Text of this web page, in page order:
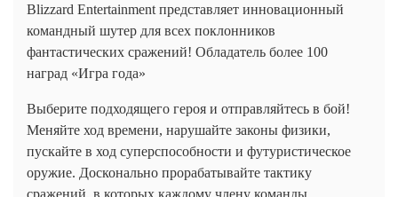
Blizzard Entertainment представляет инновационный
командный шутер для всех поклонников
фантастических сражений! Обладатель более 100
наград «Игра года»
Выберите подходящего героя и отправляйтесь в бой!
Меняйте ход времени, нарушайте законы физики,
пускайте в ход суперспособности и футуристическое
оружие. Досконально прорабатывайте тактику
сражений, в которых каждому члену команды